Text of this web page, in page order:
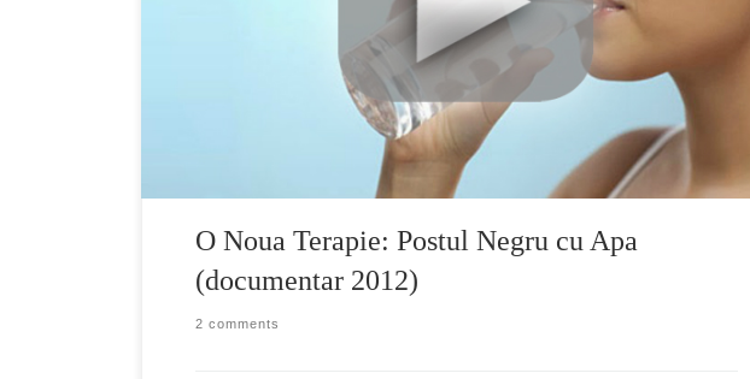
dezintoxicare care folosesc post negru pentru vindecare si studii stiintifice inca
O Noua Terapie: Postul Negru cu Apa
(documentar 2012)
2 comments